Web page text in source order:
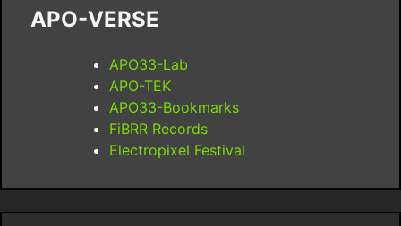
APO-VERSE
APO33-Lab
APO-TEK
APO33-Bookmarks
FiBRR Records
Electropixel Festival